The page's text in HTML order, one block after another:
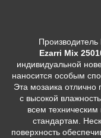
Производитель
Ezarri Mix
индивидуальной
наносится особым
Эта мозаика отлично
с высокой
всем
стандартам.
поверхность